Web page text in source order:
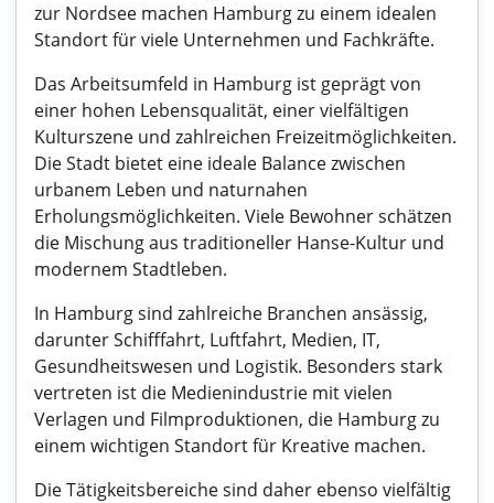
zur Nordsee machen Hamburg zu einem idealen
Standort für viele Unternehmen und Fachkräfte.
Das Arbeitsumfeld in Hamburg ist geprägt von
einer hohen Lebensqualität, einer vielfältigen
Kulturszene und zahlreichen Freizeitmöglichkeiten.
Die Stadt bietet eine ideale Balance zwischen
urbanem Leben und naturnahen
Erholungsmöglichkeiten. Viele Bewohner schätzen
die Mischung aus traditioneller Hanse-Kultur und
modernem Stadtleben.
In Hamburg sind zahlreiche Branchen ansässig,
darunter Schifffahrt, Luftfahrt, Medien, IT,
Gesundheitswesen und Logistik. Besonders stark
vertreten ist die Medienindustrie mit vielen
Verlagen und Filmproduktionen, die Hamburg zu
einem wichtigen Standort für Kreative machen.
Die Tätigkeitsbereiche sind daher ebenso vielfältig